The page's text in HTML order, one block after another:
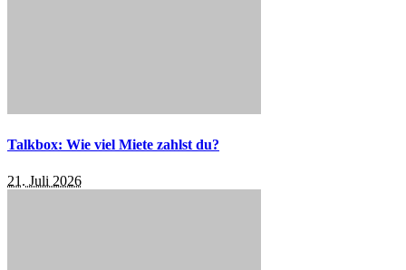
Talkbox: Wie viel Miete zahlst du?
21. Juli 2026